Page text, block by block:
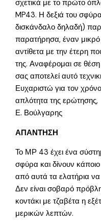
σχετικά με το πρώτο
MP43. Η δεξιά του
δισκάνδαλο δηλαδή)
παρατήρησα, έναν μικρό
αντίθετα με την έτερη
της. Αναφέρομαι σε
σας αποτελεί αυτό
Ευχαριστώ για τον
απλότητα της ερώτησης,
Ε. Βούλγαρης
ΑΠΑΝΤΗΣΗ
Το ΜΡ 43 έχει ένα
σφύρα και δίνουν
από αυτά τα ελατήρια να
Δεν είναι σοβαρό
κοντάκι με τζαβέτα η
μερικών λεπτών.